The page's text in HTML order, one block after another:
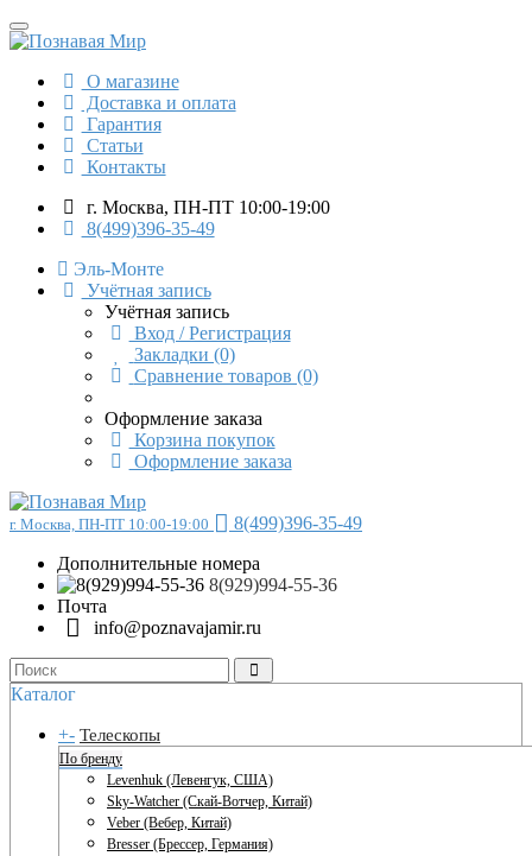
О магазине
Доставка и оплата
Гарантия
Статьи
Контакты
г. Москва, ПН-ПТ 10:00-19:00
8(499)396-35-49
Эль-Монте
Учётная запись
Учётная запись
Вход / Регистрация
Закладки (0)
Сравнение товаров (0)
Оформление заказа
Корзина покупок
Оформление заказа
г. Москва, ПН-ПТ 10:00-19:00
8(499)396-35-49
Дополнительные номера
8(929)994-55-36
Почта
info@poznavajamir.ru
Каталог
+- Телескопы
По бренду
Levenhuk (Левенгук, США)
Sky-Watcher (Скай-Вотчер, Китай)
Veber (Вебер, Китай)
Bresser (Брессер, Германия)